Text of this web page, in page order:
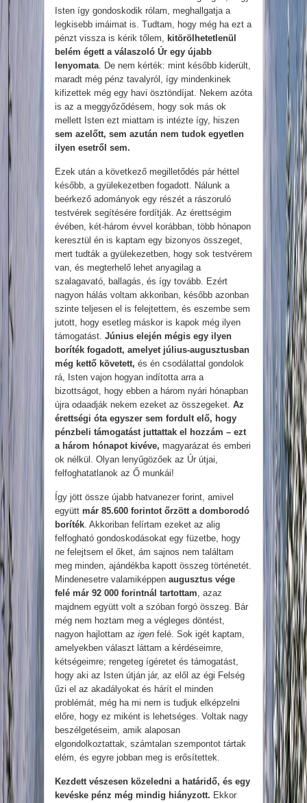
Isten így gondoskodik rólam, meghallgatja a
legkisebb imáimat is. Tudtam, hogy még ha ezt a
pénzt vissza is kérik tőlem, kitörölhetetlenül
belém égett a válaszoló Úr egy újabb
lenyomata. De nem kérték: mint később kiderült,
maradt még pénz tavalyról, így mindenkinek
kifizettek még egy havi ösztöndíjat. Nekem azóta
is az a meggyőződésem, hogy sok más ok
mellett Isten ezt miattam is intézte így, hiszen
sem azelőtt, sem azután nem tudok egyetlen
ilyen esetről sem.
Ezek után a következő megilletődés pár héttel
később, a gyülekezetben fogadott. Nálunk a
beérkező adományok egy részét a rászoruló
testvérek segítésére fordítják. Az érettségim
évében, két-három évvel korábban, több hónapon
keresztül én is kaptam egy bizonyos összeget,
mert tudták a gyülekezetben, hogy sok testvérem
van, és megterhelő lehet anyagilag a
szalagavató, ballagás, és így tovább. Ezért
nagyon hálás voltam akkoriban, később azonban
szinte teljesen el is felejtettem, és eszembe sem
jutott, hogy esetleg máskor is kapok még ilyen
támogatást. Június elején mégis egy ilyen
boríték fogadott, amelyet július-augusztusban
még kettő követett, és én csodálattal gondolok
rá, Isten vajon hogyan indította arra a
bizottságot, hogy ebben a három nyári hónapban
újra odaadják nekem ezeket az összegeket. Az
érettségi óta egyszer sem fordult elő, hogy
pénzbeli támogatást juttattak el hozzám – ezt
a három hónapot kivéve, magyarázat és emberi
ok nélkül. Olyan lenyűgözőek az Úr útjai,
felfoghatatlanok az Ő munkái!
Így jött össze újabb hatvanezer forint, amivel
együtt már 85.600 forintot őrzött a domborodó
boríték. Akkoriban felírtam ezeket az alig
felfogható gondoskodásokat egy füzetbe, hogy
ne felejtsem el őket, ám sajnos nem találtam
meg minden, ajándékba kapott összeg történetét.
Mindenesetre valamiképpen augusztus vége
felé már 92 000 forintnál tartottam, azaz
majdnem együtt volt a szóban forgó összeg. Bár
még nem hoztam meg a végleges döntést,
nagyon hajlottam az igen felé. Sok igét kaptam,
amelyekben választ láttam a kérdéseimre,
kétségeimre; rengeteg ígéretet és támogatást,
hogy aki az Isten útján jár, az elől az égi Felség
űzi el az akadályokat és hárít el minden
problémát, még ha mi nem is tudjuk elképzelni
előre, hogy ez miként is lehetséges. Voltak nagy
beszélgetéseim, amik alaposan
elgondolkoztattak, számtalan szempontot tártak
elém, és egyre jobban meg is erősítettek.
Kezdett vészesen közeledni a határidő, és egy
kevéske pénz még mindig hiányzott. Ekkor